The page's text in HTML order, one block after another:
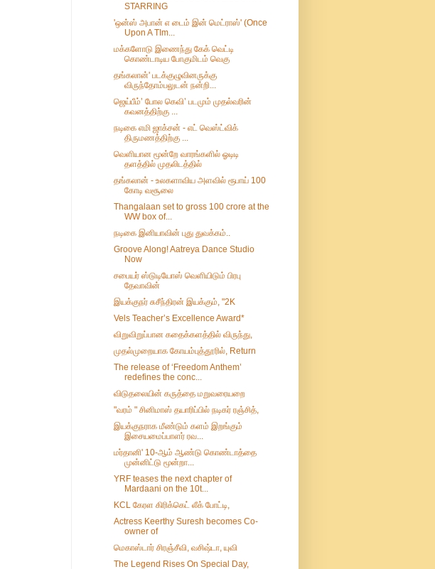
STARRING
'ஒன்ஸ் அபான் எ டைம் இன் மெட்ராஸ்' (Once
Upon A TIm...
மக்களோடு இணைந்து கேக் வெட்டி
கொண்டாடிய போகுமிடம் வெகு
தங்கலான்' படக்குழுவினருக்கு
விருந்தோம்பலுடன் நன்றி...
ஜெய்பீம்’ போல கெவி’ படமும் முதல்வரின்
கவனத்திற்கு ...
நடிகை எமி ஜாக்சன் - எட் வெஸ்ட்விக்
திருமணத்திற்கு ...
வெளியான மூன்றே வாரங்களில் ஓடிடி
தளத்தில் முதலிடத்தில்
தங்கலான் - உலகளாவிய அளவில் ரூபாய் 100
கோடி வசூலை
Thangalaan set to gross 100 crore at the
WW box of...
நடிகை இனியாவின் புது துவக்கம்..
Groove Along! Aatreya Dance Studio
Now
சபையர் ஸ்டுடியோஸ் வெளியிடும் பிரபு
தேவாவின்
இயக்குநர் சுசீந்திரன் இயக்கும், "2K
Vels Teacher’s Excellence Award*
விறுவிறுப்பான கதைக்களத்தில் விருந்து,
முதல்முறையாக கோயம்புத்தூரில், Return
The release of ‘Freedom Anthem’
redefines the conc...
விடுதலையின் கருத்தை மறுவரையறை
"வரம் " சினிமாஸ் தயாரிப்பில் நடிகர் ரஞ்சித்,
இயக்குநராக மீண்டும் களம் இறங்கும்
இசையமைப்பாளர் ரவ...
மர்தானி' 10-ஆம் ஆண்டு கொண்டாத்தை
முன்னிட்டு மூன்றா...
YRF teases the next chapter of
Mardaani on the 10t...
KCL கேரள கிரிக்கெட் லீக் போட்டி,
Actress Keerthy Suresh becomes Co-
owner of
மெகாஸ்டார் சிரஞ்சீவி, வசிஷ்டா, யுவி
The Legend Rises On Special Day,